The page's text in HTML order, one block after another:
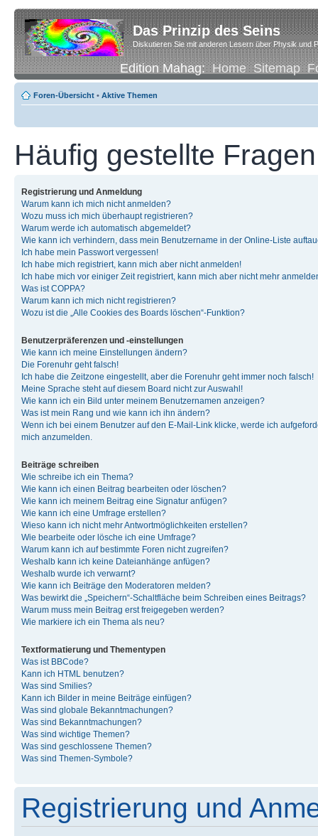
Das Prinzip des Seins
Diskutieren Sie mit anderen Lesern über Physik und
Edition Mahag:Home Sitemap
Foren-Übersicht • Aktive Themen
Häufig gestellte Fragen
Registrierung und Anmeldung
Warum kann ich mich nicht anmelden?
Wozu muss ich mich überhaupt registrieren?
Warum werde ich automatisch abgemeldet?
Wie kann ich verhindern, dass mein Benutzername in der Online-Liste
Ich habe mein Passwort vergessen!
Ich habe mich registriert, kann mich aber nicht anmelden!
Ich habe mich vor einiger Zeit registriert, kann mich aber nicht mehr
Was ist COPPA?
Warum kann ich mich nicht registrieren?
Wozu ist die „Alle Cookies des Boards löschen“-Funktion?
Benutzerpräferenzen und -einstellungen
Wie kann ich meine Einstellungen ändern?
Die Forenuhr geht falsch!
Ich habe die Zeitzone eingestellt, aber die Forenuhr geht immer noch falsch!
Meine Sprache steht auf diesem Board nicht zur Auswahl!
Wie kann ich ein Bild unter meinem Benutzernamen anzeigen?
Was ist mein Rang und wie kann ich ihn ändern?
Wenn ich bei einem Benutzer auf den E-Mail-Link klicke, werde ich
mich anzumelden.
Beiträge schreiben
Wie schreibe ich ein Thema?
Wie kann ich einen Beitrag bearbeiten oder löschen?
Wie kann ich meinem Beitrag eine Signatur anfügen?
Wie kann ich eine Umfrage erstellen?
Wieso kann ich nicht mehr Antwortmöglichkeiten erstellen?
Wie bearbeite oder lösche ich eine Umfrage?
Warum kann ich auf bestimmte Foren nicht zugreifen?
Weshalb kann ich keine Dateianhänge anfügen?
Weshalb wurde ich verwarnt?
Wie kann ich Beiträge den Moderatoren melden?
Was bewirkt die „Speichern“-Schaltfläche beim Schreiben eines Beitrags?
Warum muss mein Beitrag erst freigegeben werden?
Wie markiere ich ein Thema als neu?
Textformatierung und Thementypen
Was ist BBCode?
Kann ich HTML benutzen?
Was sind Smilies?
Kann ich Bilder in meine Beiträge einfügen?
Was sind globale Bekanntmachungen?
Was sind Bekanntmachungen?
Was sind wichtige Themen?
Was sind geschlossene Themen?
Was sind Themen-Symbole?
Registrierung und